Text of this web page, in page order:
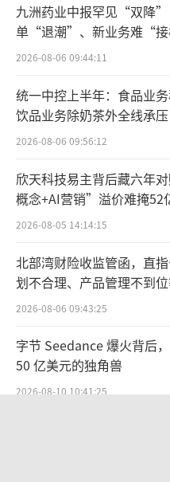
尽管汉服被视为
对于大部分人来说，
甚至有人把《美人
角色的服饰混为一谈
抖音等短视频平
化传播撕开了一道口
《报告》数据显
触多是在抖音等短视
主动获取汉服相关信
是再普通不过的汉服
此多的点赞。这背后
九洲药业中报罕见“双降”
单“退潮”、新业务难“
难关待闯
2026-08-06 09:44:11
统一中控上半年：食品业务
饮品业务除奶茶外全线承压
2026-08-06 09:56:12
欣天科技易主背后藏六年
概念+AI营销”溢价难掩52
验
2026-08-05 14:14:15
北部湾财险收监管函，直
划不合理、产品管理不到
点”
2026-08-06 09:43:25
字节 Seedance 爆火背后
50 亿美元的独角兽
2026-08-10 10:41:25